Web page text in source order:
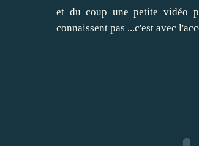
et du coup une petite vidéo
connaissent pas ...c'est avec